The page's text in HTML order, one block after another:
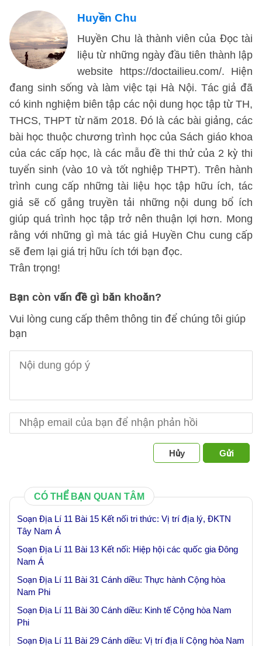
Huyền Chu
Huyền Chu là thành viên của Đọc tài
liệu từ những ngày đầu tiên thành lập
website https://doctailieu.com/. Hiện
đang sinh sống và làm việc tại Hà Nội. Tác giả đã
có kinh nghiệm biên tập các nội dung học tập từ TH,
THCS, THPT từ năm 2018. Đó là các bài giảng, các
bài học thuộc chương trình học của Sách giáo khoa
của các cấp học, là các mẫu đề thi thử của 2 kỳ thi
tuyển sinh (vào 10 và tốt nghiệp THPT). Trên hành
trình cung cấp những tài liệu học tập hữu ích, tác
giả sẽ cố gắng truyền tải những nội dung bổ ích
giúp quá trình học tập trở nên thuận lợi hơn. Mong
rằng với những gì mà tác giả Huyền Chu cung cấp
sẽ đem lại giá trị hữu ích tới bạn đọc.
Trân trọng!
Bạn còn vấn đề gì băn khoăn?
Vui lòng cung cấp thêm thông tin để chúng tôi giúp
bạn
Hủy Gửi
CÓ THỂ BẠN QUAN TÂM
Soạn Địa Lí 11 Bài 15 Kết nối tri thức: Vị trí địa lý, ĐKTN
Tây Nam Á
Soạn Địa Lí 11 Bài 13 Kết nối: Hiệp hội các quốc gia Đông
Nam Á
Soạn Địa Lí 11 Bài 31 Cánh diều: Thực hành Cộng hòa
Nam Phi
Soạn Địa Lí 11 Bài 30 Cánh diều: Kinh tế Cộng hòa Nam
Phi
Soạn Địa Lí 11 Bài 29 Cánh diều: Vị trí địa lí Cộng hòa Nam